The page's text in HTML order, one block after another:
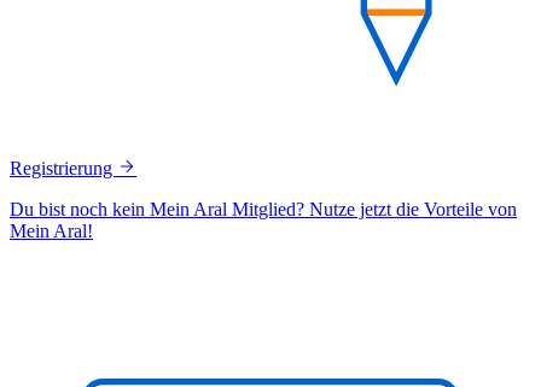
Registrierung
Du bist noch kein Mein Aral Mitglied? Nutze jetzt die Vorteile von
Mein Aral!